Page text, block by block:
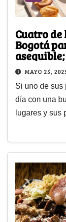
Cuatro de
Bogotá
MAYO 25,
Si uno de sus
día con una
lugares y sus